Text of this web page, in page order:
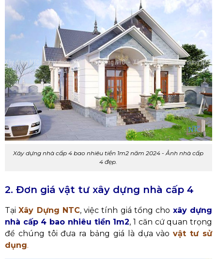
Xây dựng nhà cấp 4 bao nhiêu tiền 1m2 năm 2024 - Ảnh nhà cấp
4 đẹp.
2. Đơn giá vật tư xây dựng nhà cấp 4
TạiXây Dựng NTC, việc tính giá tổng cho xây dựng
nhà cấp 4 bao nhiêu tiền 1m2, 1 căn cứ quan trọng
để chúng tôi đưa ra bảng giá là dựa vào vật tư sử
dụng.